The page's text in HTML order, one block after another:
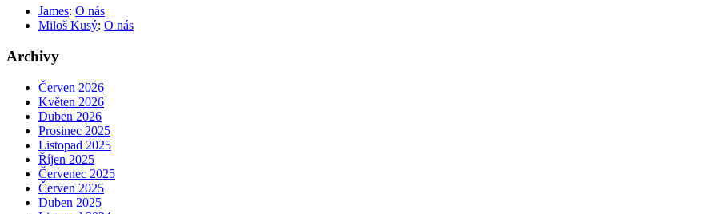
James: O nás
Miloš Kusý: O nás
Archivy
Červen 2026
Květen 2026
Duben 2026
Prosinec 2025
Listopad 2025
Říjen 2025
Červenec 2025
Červen 2025
Duben 2025